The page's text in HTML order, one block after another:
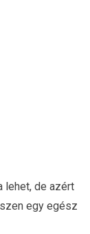
lehet, de azért
egy egész